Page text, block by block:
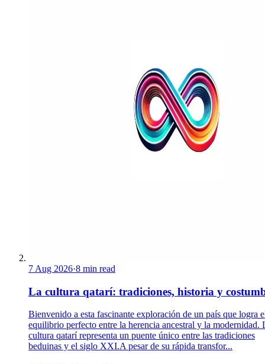
7 Aug 2026·8 min read
La cultura qatarí: tradiciones, historia y
Bienvenido a esta fascinante exploración de un país que logra
equilibrio perfecto entre la herencia ancestral y la modernidad.
cultura qatarí representa un puente único entre las tradiciones
beduinas y el siglo XXI.A pesar de su rápida transfor...